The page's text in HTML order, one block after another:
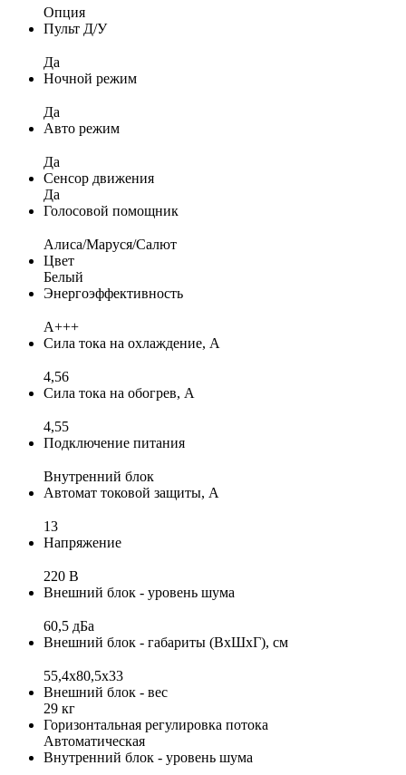
Опция
Пульт Д/У
Да
Ночной режим
Да
Авто режим
Да
Сенсор движения
Да
Голосовой помощник
Алиса/Маруся/Салют
Цвет
Белый
Энергоэффективность
A+++
Сила тока на охлаждение, А
4,56
Сила тока на обогрев, А
4,55
Подключение питания
Внутренний блок
Автомат токовой защиты, А
13
Напряжение
220 В
Внешний блок - уровень шума
60,5 дБа
Внешний блок - габариты (ВхШхГ), см
55,4x80,5x33
Внешний блок - вес
29 кг
Горизонтальная регулировка потока
Автоматическая
Внутренний блок - уровень шума